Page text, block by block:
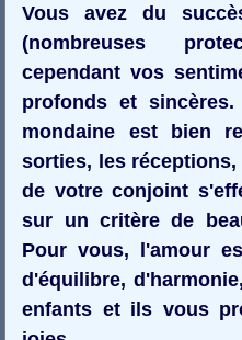
Vous avez du
(nombreuses
cependant vos
profonds et
mondaine est bien
sorties, les
de votre conjoint
sur un critère de
Pour vous, l'amour
d'équilibre,
enfants et ils vous